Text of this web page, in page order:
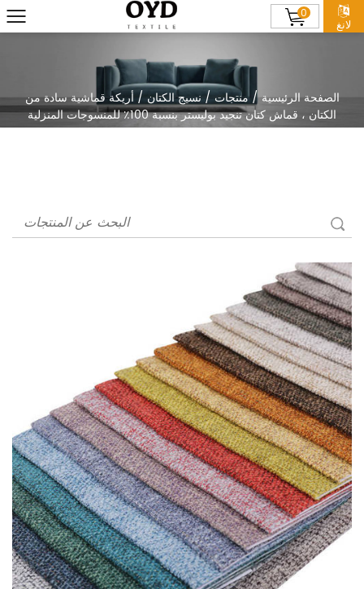
لانغ
0
الصفحة الرئيسية/منتجات/ نسيج الكتان/أريكة قماشية سادة من
الكتان ، قماش كتان تنجيد بوليستر بنسبة 100٪ للمنسوجات المنزلية